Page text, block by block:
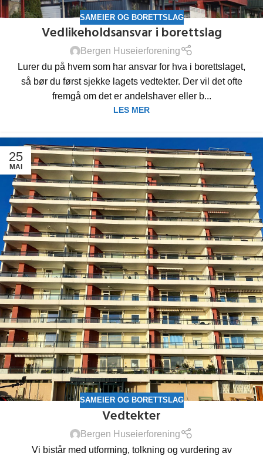
SAMEIER OG BORETTSLAG
Vedlikeholdsansvar i borettslag
Bergen Huseierforening
Lurer du på hvem som har ansvar for hva i borettslaget,
så bør du først sjekke lagets vedtekter. Der vil det ofte
fremgå om det er andelshaver eller b...
LES MER
25
MAI
SAMEIER OG BORETTSLAG
Vedtekter
Bergen Huseierforening
Vi bistår med utforming, tolkning og vurdering av